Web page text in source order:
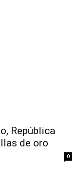
República
de oro
0